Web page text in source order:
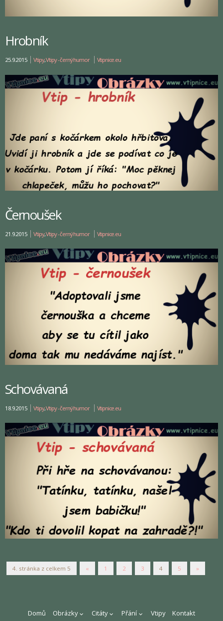
Hrobník
25.9.2015 Vtipy,Vtipy - černý humor Vtipnice.eu
Černoušek
21.9.2015 Vtipy,Vtipy - černý humor Vtipnice.eu
Schovávaná
18.9.2015 Vtipy,Vtipy - černý humor Vtipnice.eu
4. stránka z celkem 5 « 1 2 3 4 5 »
Domů Obrázky Citáty Přání Vtipy Kontakt